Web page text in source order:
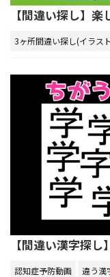
【間違い探し】
3ヶ所間違い探し(イラス
【間違い漢字探
認知症予防動画 違う漢